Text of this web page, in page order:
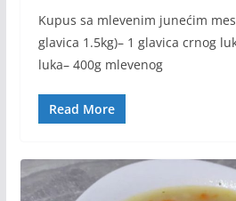
Kupus sa mlevenim junećim
glavica 1.5kg)– 1 glavica crnog
luka– 400g mlevenog
Read More